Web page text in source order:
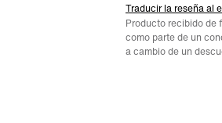
Traducir la reseña al
Producto recibido de
como parte de un
a cambio de un